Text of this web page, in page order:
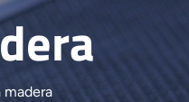
madera